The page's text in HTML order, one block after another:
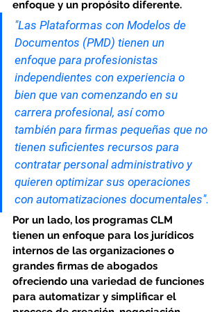
enfoque y un propósito diferente.
"Las Plataformas con Modelos de
Documentos (PMD) tienen un
enfoque para profesionistas
independientes con experiencia o
bien que van comenzando en su
carrera profesional, así como
también para firmas pequeñas que no
tienen suficientes recursos para
contratar personal administrativo y
quieren optimizar sus operaciones
con automatizaciones documentales".
Por un lado, los programas CLM
tienen un enfoque para los jurídicos
internos de las organizaciones o
grandes firmas de abogados
ofreciendo una variedad de funciones
para automatizar y simplificar el